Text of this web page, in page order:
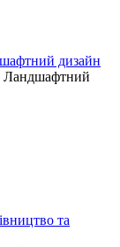
дизайн
Ландшафтний
та